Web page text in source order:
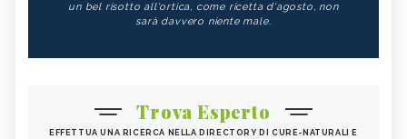
un bel risotto all'ortica, come ricetta d'agosto, non
sarà davvero niente male.
Trova Esperto
EFFETTUA UNA RICERCA NELLA DIRECTORY DI CURE-NATURALI E